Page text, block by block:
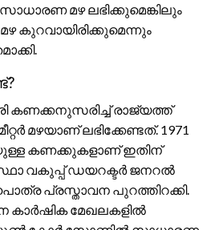
മഴ ലഭിക്കുമെങ്കിലും
മഴ കുറവായിരിക്കുമെന്നും
കണക്കനുസരിച്ച് രാജ്യത്ത്
മഴയാണ് ലഭിക്കേണ്ടത്. 1971
കണക്കുകളാണ് ഇതിന്
വകുപ്പ് ഡയറക്ടർ ജനറൽ
പ്രസ്താവന പുറത്തിറക്കി.
കാർഷിക മേഖലകളിൽ